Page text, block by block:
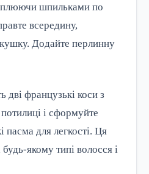
шпильками по
всередину,
Додайте перлинну
дві французькі коси з
потилиці і сформуйте
пасма для легкості. Ця
якому типі волосся і